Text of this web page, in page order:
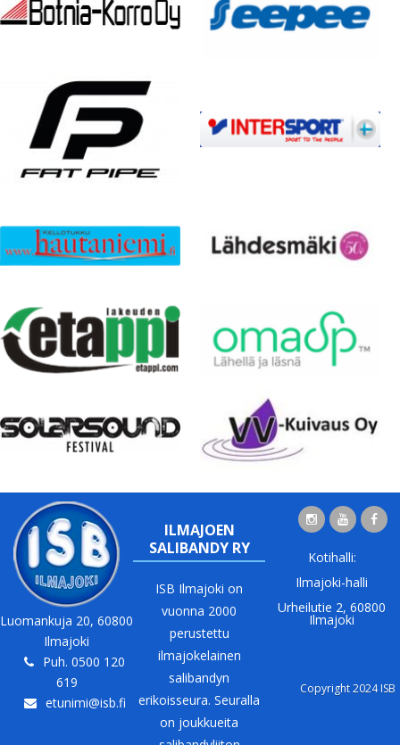
Luomankuja 20, 60800
Ilmajoki
Puh. 0500 120
619
etunimi@isb.fi
ILMAJOEN
SALIBANDY RY
ISB Ilmajoki on
vuonna 2000
perustettu
ilmajokelainen
salibandyn
erikoisseura. Seuralla
on joukkueita
Kotihalli:
Ilmajoki-halli
Urheilutie 2, 60800
Ilmajoki
Copyright 2024 ISB